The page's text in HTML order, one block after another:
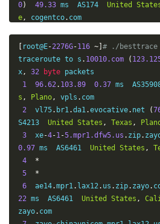
0) 49.33 ms  AS174 United
e, cogentco.
ifornia
San Jose cogentco.
12
*
13
202.97 12.14
Guangzhou
ChinaTelecom
14
*
15
113.96 .5.66 266.87 ms
uangzhou, ChinaTelecom
16
183.60 112.58 209.85 ms
Guangzhou
,
ChinaTelecom
17
125.88
Guangzhou
18
14.116. 225.60 209.08 ms
Guangzhou, ChinaTelecom
root@E-2276G-116 ~] # ./besttrace
traceroute to s . 10010.com (
x, 32 byte packets
1
96.62. 103.89 0.37 ms
s , Plano, vpls . com
2
  vl75
. br1.da1.evocative. net (
S4213 United States , Texas ,
3
  xe
-4-1-5.mpr1.dfw5.us . zip.
0.97 ms  AS6461 United States ,
4
*
5
*
6
  ae14
.mpr1. lax12. us . zip. zayo.
22 ms  AS6461 United States ,
zayo. com